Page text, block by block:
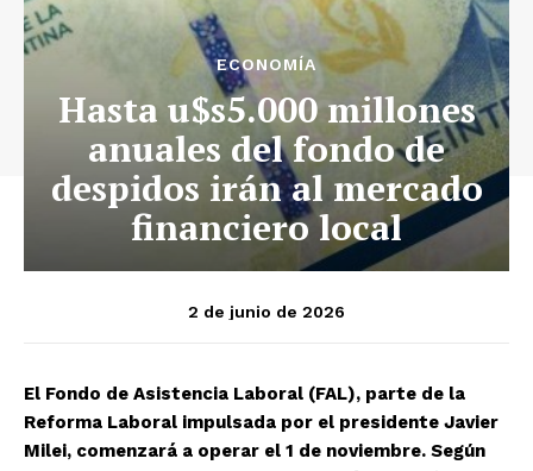
ECONOMÍA
Hasta u$s5.000 millones
anuales del fondo de
despidos irán al mercado
financiero local
2 de junio de 2026
El Fondo de Asistencia Laboral (FAL), parte de la
Reforma Laboral impulsada por el presidente Javier
Milei, comenzará a operar el 1 de noviembre. Según